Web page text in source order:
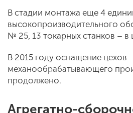
В стадии монтажа еще 4
высокопроизводительного
№ 25, 13 токарных станков – в
В 2015 году оснащение цехов
механообрабатывающего
продолжено.
Агрегатно-